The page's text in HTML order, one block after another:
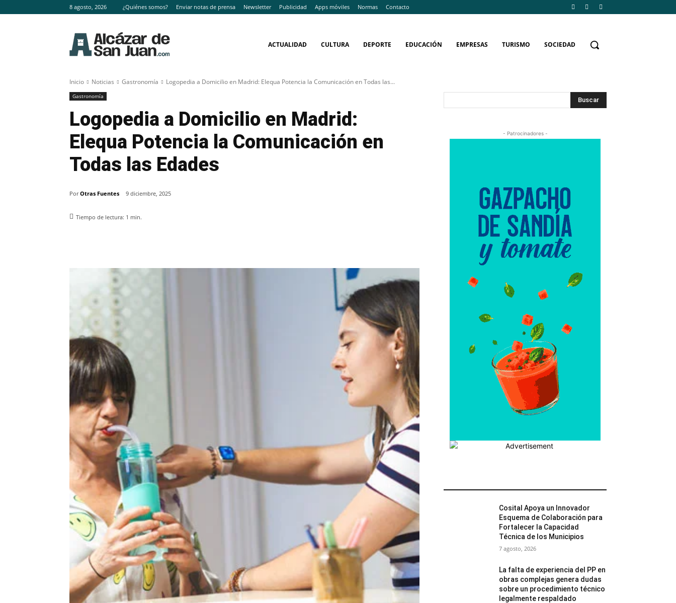
8 agosto, 2026 ¿Quiénes somos? Enviar notas de prensa Newsletter Publicidad Apps móviles Normas Contacto
ACTUALIDAD CULTURA DEPORTE EDUCACIÓN EMPRESAS TURISMO SOCIEDAD
Inicio Noticias Gastronomía Logopedia a Domicilio en Madrid: Elequa Potencia la Comunicación en Todas las...
Gastronomía
Logopedia a Domicilio en Madrid:
Elequa Potencia la Comunicación en
Todas las Edades
Por Otras Fuentes 9 diciembre, 2025
Tiempo de lectura: 1 min.
Buscar
- Patrocinadores -
Cosital Apoya un Innovador
Esquema de Colaboración para
Fortalecer la Capacidad
Técnica de los Municipios
7 agosto, 2026
La falta de experiencia del PP en
obras complejas genera dudas
sobre un procedimiento técnico
legalmente respaldado